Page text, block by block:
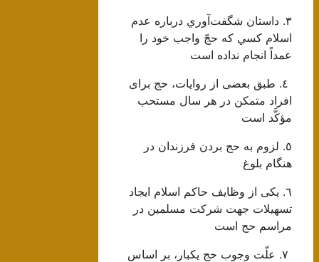
٣. داستان شگفت‌آوري درباره عدم
اسلام كسي كه حجّ واجب خود را
عمداً انجام نداده است
٤. طبق بعضى از روايات، حج براى
افراد متمكن در هر سال مستحب
مؤكَّد است‌
٥. لزوم به حج بردن فرزندان در
هنگام بلوغ
٦. يكى از وظايف حاكم اسلام ايجاد
تسهيلات جهت شركت مسلمين در
مراسم حج است‌
٧. علّت وجوب حج يكبار، بر اساس